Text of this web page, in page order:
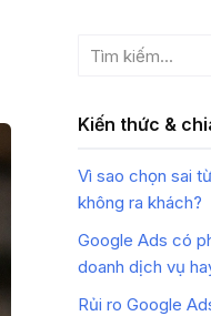
Kiến thức &
Vì sao chọn sai
không ra khách?
Google Ads có
doanh dịch vụ
Rủi ro Google